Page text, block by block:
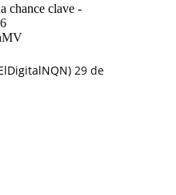
chance clave -
29 de